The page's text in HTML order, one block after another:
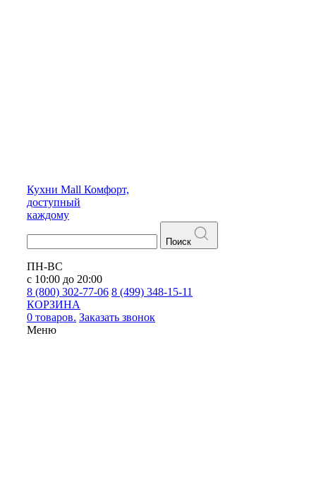
Кухни Mall Комфорт,
доступный
каждому
Поиск
ПН-ВС
с 10:00 до 20:00
8 (800) 302-77-06 8 (499) 348-15-11
КОРЗИНА
0 товаров. Заказать звонок
Меню